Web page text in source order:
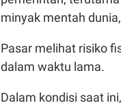
minyak mentah
Pasar melihat risiko
dalam waktu lama.
Dalam kondisi saat